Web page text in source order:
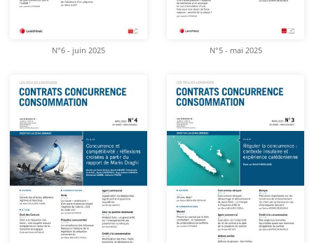
N°6 - juin 2025 N°5 - mai 2025